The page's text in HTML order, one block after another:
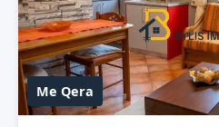
Me Qera